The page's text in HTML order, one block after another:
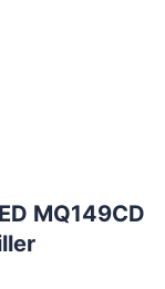
MQ149CD